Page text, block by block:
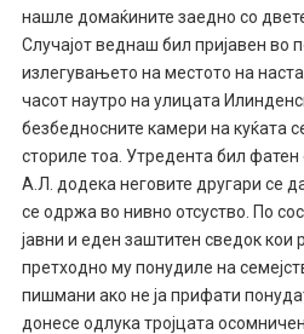
нашле домаќините заедно со
Случајот веднаш бил пријавен во
излегувањето на местото на
часот наутро на улицата
безбедносните камери на куќата
сториле тоа. Утредента бил
А.Л. додека неговите другари се
се одржа во нивно отсуство. По
јавни и еден заштитен сведок кои
претходно му понудиле на
пишмани ако не ја прифати
донесе одлука тројцата